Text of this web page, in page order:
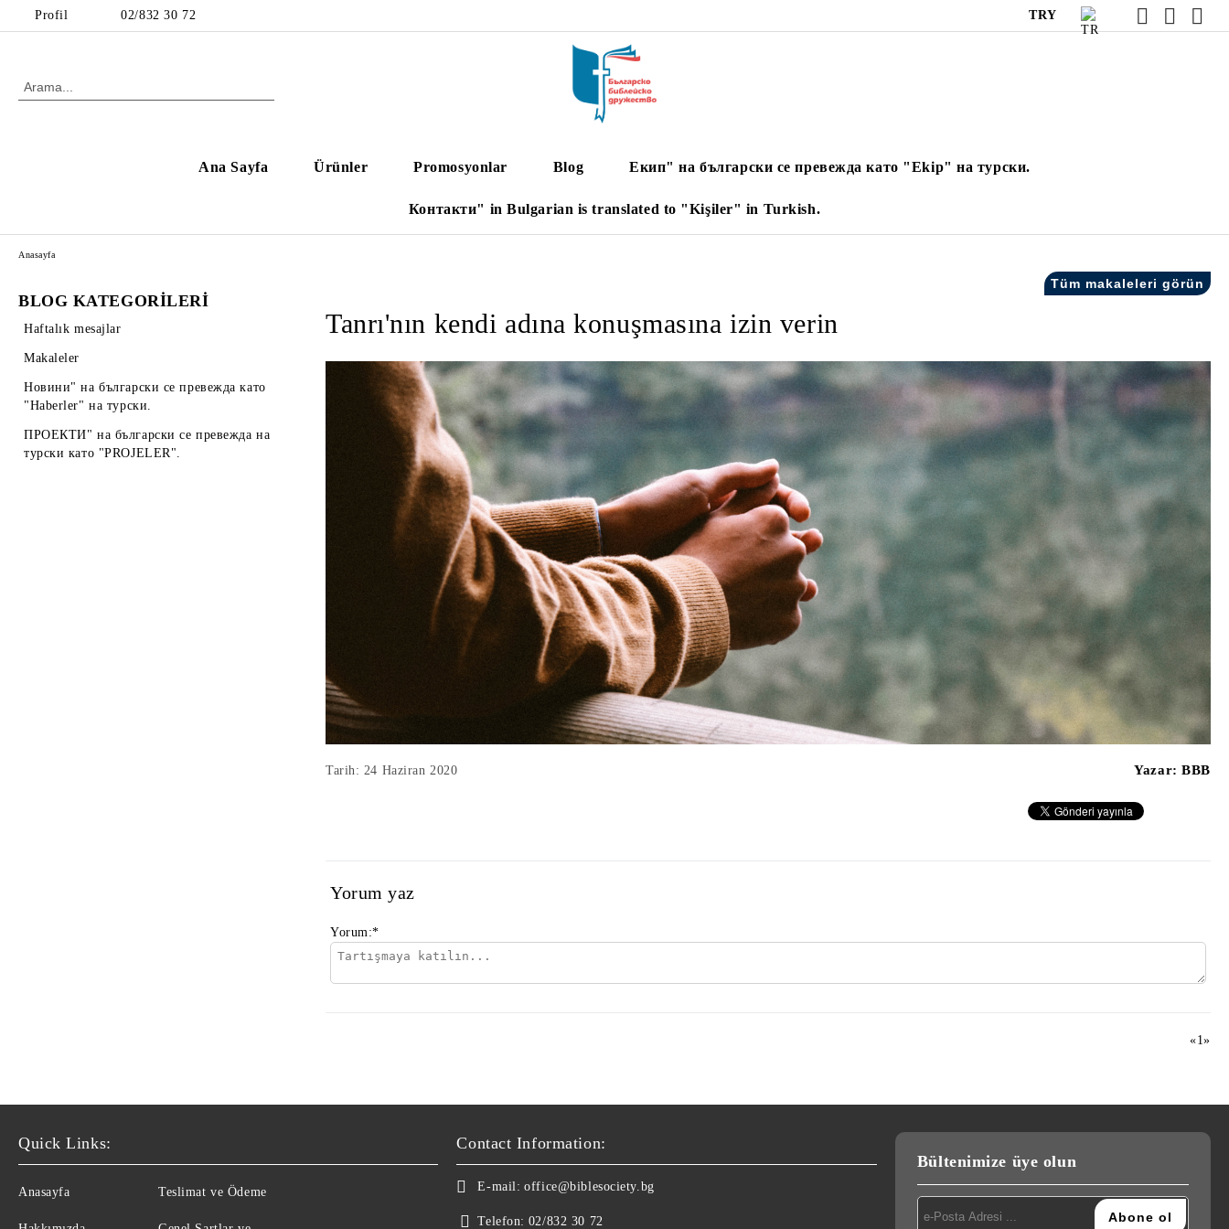
Profil 02/832 30 72 TRY
Ana Sayfa Ürünler Promosyonlar Blog Екип" на български се превежда като "Ekip" на турски.
Контакти" in Bulgarian is translated to "Kişiler" in Turkish.
BLOG KATEGORİLERİ
Haftalık mesajlar
Makaleler
Новини" на български се превежда като
"Haberler" на турски.
ПРОЕКТИ" на български се превежда на
турски като "PROJELER".
Anasayfa
Tüm makaleleri görün
Tanrı'nın kendi adına konuşmasına izin verin
Tarih: 24 Haziran 2020 Yazar: BBB
Yorum yaz
Yorum:*
«1»
Quick Links:
Anasayfa Teslimat ve Ödeme
Contact Information:
E-mail: office@biblesociety.bg
Telefon: 02/832 30 72
Bültenimize üye olun